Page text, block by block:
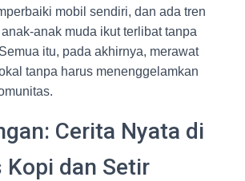
mobil sendiri, dan ada tren
anak muda ikut terlibat tanpa
itu, pada akhirnya, merawat
tanpa harus menenggelamkan
Cerita Nyata di
Kopi dan Setir